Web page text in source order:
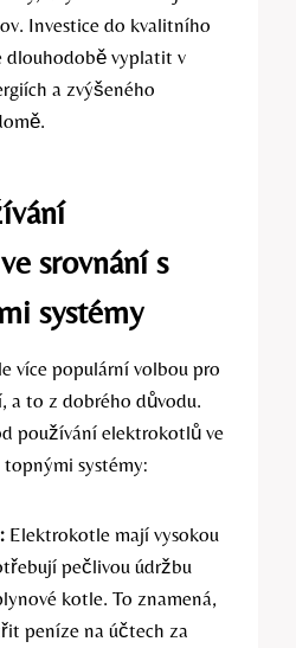
Investice do kvalitního
dlouhodobě vyplatit v
a zvýšeného
srovnání s
systémy
více populární volbou pro
a to z dobrého důvodu.
používání elektrokotlů ve
systémy:
Elektrokotle mají vysokou
pečlivou údržbu
kotle. To znamená,
peníze na účtech za